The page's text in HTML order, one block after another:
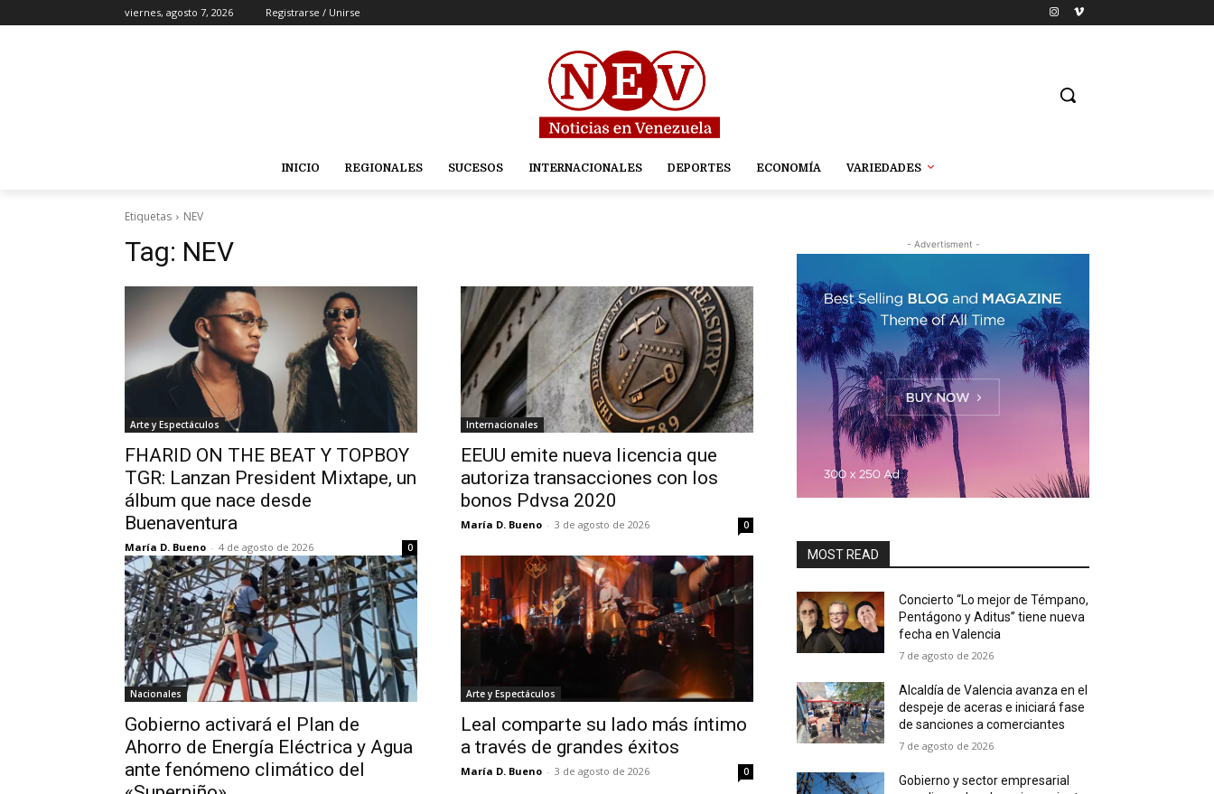
viernes, agosto 7, 2026 Registrarse / Unirse
INICIO REGIONALES SUCESOS INTERNACIONALES DEPORTES ECONOMÍA VARIEDADES
Etiquetas NEV
Tag: NEV
Arte y Espectáculos
FHARID ON THE BEAT Y TOPBOY
TGR: Lanzan President Mixtape, un
álbum que nace desde
Buenaventura
María D. Bueno - 4 de agosto de 2026 0
Internacionales
EEUU emite nueva licencia que
autoriza transacciones con los
bonos Pdvsa 2020
María D. Bueno - 3 de agosto de 2026 0
Nacionales
Gobierno activará el Plan de
Ahorro de Energía Eléctrica y Agua
ante fenómeno climático del
Arte y Espectáculos
Leal comparte su lado más íntimo
a través de grandes éxitos
María D. Bueno - 3 de agosto de 2026 0
- Advertisment -
MOST READ
Concierto “Lo mejor de Témpano,
Pentágono y Aditus” tiene nueva
fecha en Valencia
7 de agosto de 2026
Alcaldía de Valencia avanza en el
despeje de aceras e iniciará fase
de sanciones a comerciantes
7 de agosto de 2026
Gobierno y sector empresarial